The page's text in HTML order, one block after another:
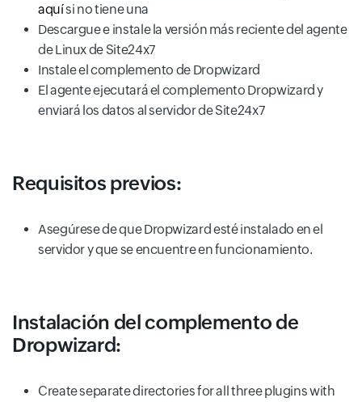
aquísi no tiene una
Descargue e instale la versión más reciente del agente
de Linux de Site24x7
Instale el complemento de Dropwizard
El agente ejecutará el complemento Dropwizard y
enviará los datos al servidor de Site24x7
Requisitos previos:
Asegúrese de que Dropwizard esté instalado en el
servidor y que se encuentre en funcionamiento.
Instalación del complemento de
Dropwizard:
Create separate directories for all three plugins with